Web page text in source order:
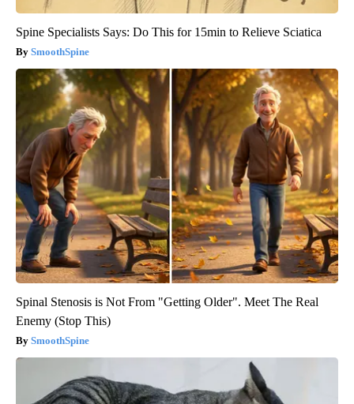
Spine Specialists Says: Do This for 15min to Relieve Sciatica
SmoothSpine
Spinal Stenosis is Not From "Getting Older". Meet The Real
Enemy (Stop This)
SmoothSpine